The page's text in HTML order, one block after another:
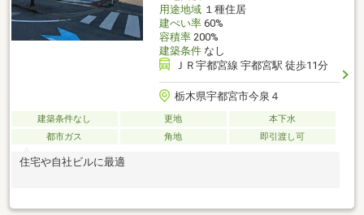
用途地域１種住居
建ぺい率60%
容積率200%
建築条件なし
ＪＲ宇都宮線 宇都宮駅 徒歩11分
栃木県宇都宮市今泉４
建築条件なし 更地
本下水
都市ガス
角地 即引渡し可
住宅や自社ビルに最適